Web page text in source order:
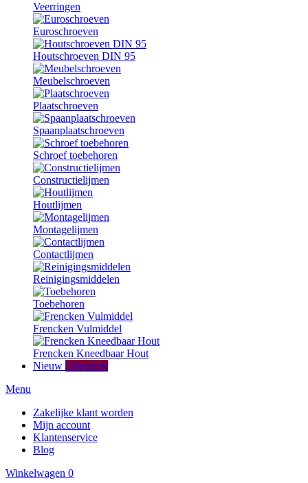
Veerringen
Euroschroeven
Houtschroeven DIN 95
Meubelschroeven
Plaatschroeven
Spaanplaatschroeven
Schroef toebehoren
Constructielijmen
Houtlijmen
Montagelijmen
Contactlijmen
Reinigingsmiddelen
Toebehoren
Frencken Vulmiddel
Frencken Kneedbaar Hout
Nieuw Uitgelicht
Menu
Zakelijke klant worden
Mijn account
Klantenservice
Blog
Winkelwagen 0